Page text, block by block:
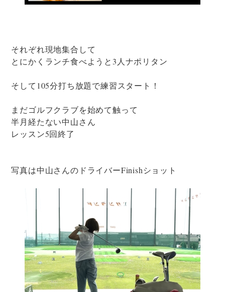
それぞれ現地集合して
とにかくランチ食べようと3人ナポリタン
そして105分打ち放題で練習スタート！
まだゴルフクラブを始めて触って
半月経たない中山さん
レッスン5回終了
写真は中山さんのドライバーFinishショット